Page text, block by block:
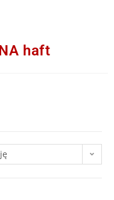
haft